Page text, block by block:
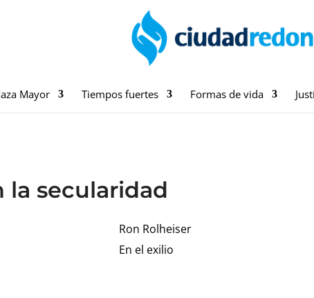
Mayor Tiempos fuertes Formas de vida
la secularidad
Ron Rolheiser
En el exilio